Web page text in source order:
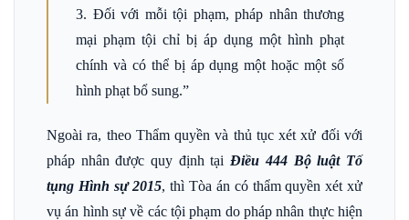
3. Đối với mỗi tội phạm, pháp nhân thương
mại phạm tội chỉ bị áp dụng một hình phạt
chính và có thể bị áp dụng một hoặc một số
hình phạt bổ sung.”
Ngoài ra, theo Thẩm quyền và thủ tục xét xử đối với
pháp nhân được quy định tạiĐiều 444 Bộ luật Tố
tụng Hình sự 2015, thì Tòa án có thẩm quyền xét xử
vụ án hình sự về các tội phạm do pháp nhân thực hiện